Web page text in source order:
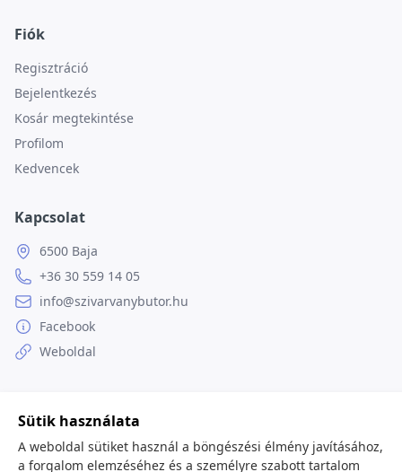
Fiók
Regisztráció
Bejelentkezés
Kosár megtekintése
Profilom
Kedvencek
Kapcsolat
6500 Baja
+36 30 559 14 05
info@szivarvanybutor.hu
Facebook
Weboldal
© 2026minden jog fenntartva.
Sütik használata
A weboldal sütiket használ a böngészési élmény javításához,
a forgalom elemzéséhez és a személyre szabott tartalom